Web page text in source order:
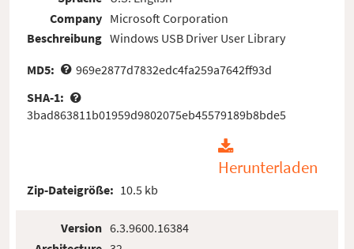
Company
Beschreibung
Microsoft Corporation
Windows USB Driver User Library
MD5:
969e2877d7832edc4fa259a7642ff93d
SHA-1:
3bad863811b01959d9802075eb45579189b8bde5
Herunterladen
Zip-Dateigröße: 10.5 kb
Version 6.3.9600.16384